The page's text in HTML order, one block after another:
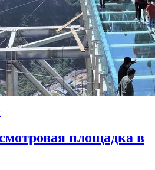
площадка в